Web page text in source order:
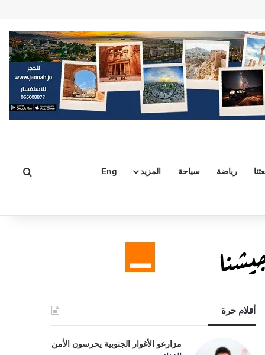
رياضة سياحة المزيد Eng بحث
أقلام حرة
مزارعو الأغوار الجنوبية يحرسون الأمن